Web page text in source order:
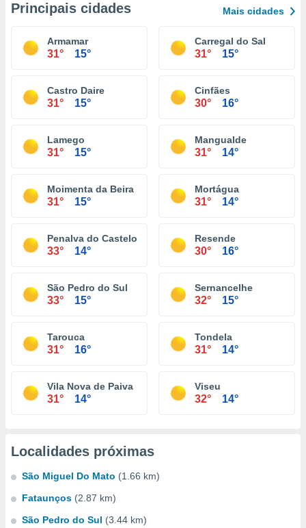
Principais cidades Mais cidades
Armamar
31° 15°
Carregal do Sal
31° 15°
Castro Daire
31° 15°
Cinfães
30° 16°
Lamego
31° 15°
Mangualde
31° 14°
Moimenta da Beira
31° 15°
Mortágua
31° 14°
Penalva do Castelo
33° 14°
Resende
30° 16°
São Pedro do Sul
33° 15°
Sernancelhe
32° 15°
Tarouca
31° 16°
Tondela
31° 14°
Vila Nova de Paiva
31° 14°
Viseu
32° 14°
Localidades próximas
São Miguel Do Mato (1.66 km)
Fataunços (2.87 km)
São Pedro do Sul (3.44 km)